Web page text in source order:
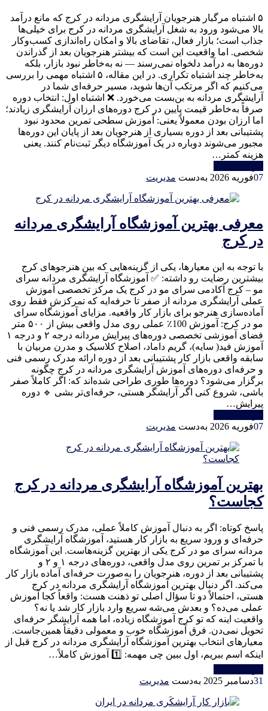
۵ اشتباه مرگبار هنرجویان آرایشگری مردانه در کرج که مانع درآمد
بالا می‌شود ورود به شغل آرایشگری مردانه در کرج برای خیلی‌ها
جذاب است؛ بازار فعال، تقاضای بالا و امکان راه‌اندازی کسب‌وکار
شخصی. اما واقعیت این است که بیشتر هنرجویان بعد از گذراندن
دوره‌ها به درآمد دلخواه نمی‌رسند — نه به‌خاطر نبود بازار، بلکه
به‌خاطر چند اشتباه تکراری. در این مقاله، ۵ اشتباه مهمی را بررسی
می‌کنیم که اگر مرتکب آن‌ها شوید، مسیر حرفه‌ای شما در
آرایشگری مردانه به بن‌بست می‌خورد. ❌ اشتباه اول: انتخاب دوره
صرفاً به‌خاطر قیمت پایین در کرج دوره‌های ارزان آرایشگری زیادند؛
اما ارزان بودن معمولاً یعنی: آموزش سطحی تمرین محدود نبود
پشتیبانی بعد از دوره بسیاری از هنرجویان بعد از پایان این دوره‌ها
مجبور می‌شوند دوباره در یک آموزشگاه دیگر ثبت‌نام کنند. یعنی
هزینه کمتر…
07فوریه 2026 به‌دست مدیریت
معرفی بهترین آموزشگاه آرایشگری مردانه
در کرج
با توجه به این معیارها، یکی از گزینه‌هایی که بین هنرجوهای کرج
بیشترین رضایت رو داشته: ✅ آموزشگاه آرایشگری مردانه سرای
مو – کرج آکادمی سرای مو در کرج یک مرکز تخصصی آموزش
عملی آرایشگری مردانه از صفر تا حرفه‌ایه که تمرکزش فقط روی
آماده‌سازی هنرجو برای بازار کار واقعیه. مزایای آموزشگاه سرای
مو در کرج: آموزش 100٪ عملی روی مدل واقعی بیش از ۵۰۰ متر
فضای آموزشی تخصصی دوره‌های پیرایش مردانه درجه ۲ و درجه ۱
آموزش فید( سایه)، گریم داماد، اصلاح کلاسیک و مدرن مربیان با
سابقه واقعی بازار کار پشتیبانی بعد از دوره ارائه مدرک رسمی فنی
و حرفه‌ای دوره‌های آموزش آرایشگری مردانه در کرج چگونه
برگزار می‌شود؟ دوره‌ها طوری طراحی شده‌اند که: اگر کاملاً صفر
باشی، شروع کنی اگر آرایشگر هستی، حرفه‌ای‌تر بشی 🔹 دوره
پیرایش…
07فوریه 2026 به‌دست مدیریت
بهترین آموزشگاه آرایشگری مردانه در کرج
کجاست؟
پاسخ کوتاه: اگر به دنبال آموزش کاملاً عملی، مدرک رسمی فنی و
حرفه‌ای و ورود سریع به بازار کار هستید، آموزشگاه آرایشگری
مردانه سرای مو در کرج یکی از بهترین گزینه‌هاست. این آموزشگاه
با تمرکز بر تمرین روی مدل واقعی، دوره‌های درجه ۱ و ۲ و
پشتیبانی بعد از دوره، هنرجویان را به‌صورت حرفه‌ای آماده بازار کار
می‌کند. اگر دنبال بهترین آموزشگاه آرایشگری مردانه در کرج
هستی، احتمالاً دو تا سؤال اصلی تو ذهنت هست: واقعاً کجا آموزش
عملی می‌ده؟ و بعدش می‌شه سریع وارد بازار کار شد یا نه؟
واقعیت اینه که تو کرج آموزشگاه زیاده، اما همه آرایشگر حرفه‌ای
تحویل نمی‌دن. فرق آموزشگاه خوب و معمولی دقیقاً همین‌جاست.
معیارهای انتخاب بهترین آموزشگاه آرایشگری مردانه در کرج قبل از
اینکه اسم ببریم، اول ببین چی مهمه: 1️⃣ آموزش کاملاً…
31دسامبر 2025 به‌دست مدیریت